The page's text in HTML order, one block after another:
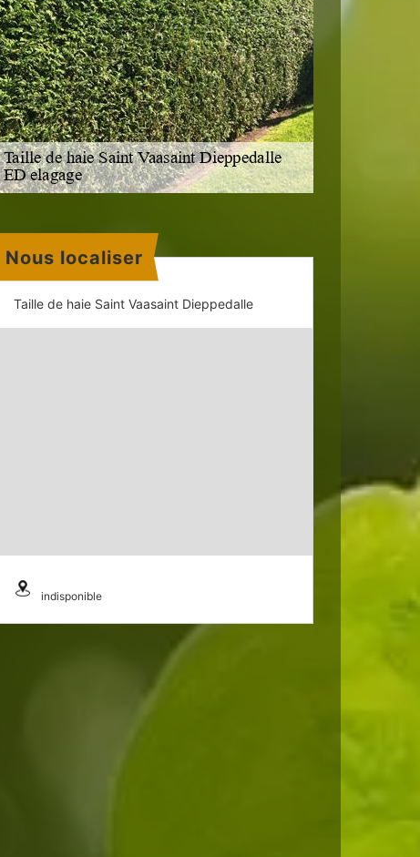
Nous localiser
Taille de haie Saint Vaasaint Dieppedalle
indisponible